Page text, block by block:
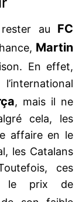
rester au FC
Martin
En effet,
l’international
, mais il ne
cela, les
affaire en le
les Catalans
ces
le prix de